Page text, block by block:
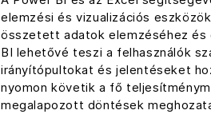
elemzési és vizualizációs
összetett adatok elemzéséhez és
BI lehetővé teszi a felhasználók
irányítópultokat és jelentéseket
nyomon követik a fő
megalapozott döntések